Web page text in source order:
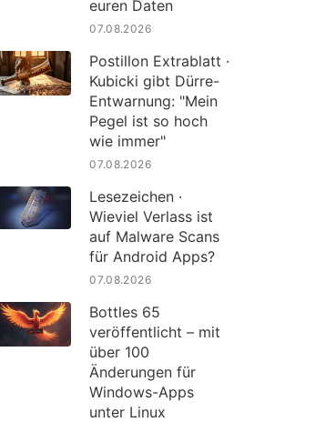
euren Daten
07.08.2026
Postillon Extrablatt ·
Kubicki gibt Dürre-
Entwarnung: "Mein
Pegel ist so hoch
wie immer"
07.08.2026
Lesezeichen ·
Wieviel Verlass ist
auf Malware Scans
für Android Apps?
07.08.2026
Bottles 65
veröffentlicht – mit
über 100
Änderungen für
Windows-Apps
unter Linux